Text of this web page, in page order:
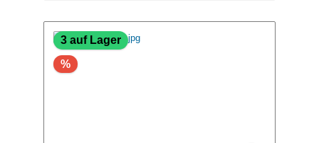
3 auf Lager
%